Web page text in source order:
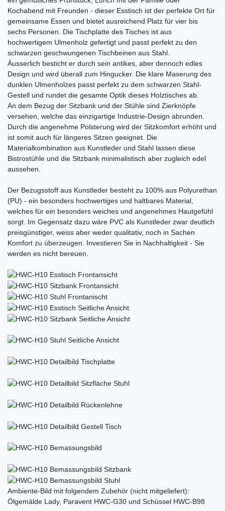
Kochabend mit Freunden - dieser Esstisch ist der perfekte Ort für
gemeinsame Essen und bietet ausreichend Platz für vier bis
sechs Personen. Die Tischplatte des Tisches ist aus
hochwertigem Ulmenholz gefertigt und passt perfekt zu den
schwarzen geschwungenen Tischbeinen aus Stahl.
Äusserlich besticht er durch sein antikes, aber dennoch edles
Design und wird überall zum Hingucker. Die klare Maserung des
dunklen Ulmenholzes passt perfekt zu dem schwarzen Stahl-
Gestell und rundet die gesamte Optik dieses Holztisches ab.
An dem Bezug der Sitzbank und der Stühle sind Zierknöpfe
versehen, welche das einzigartige Industrie-Design abrunden.
Durch die angenehme Polsterung wird der Sitzkomfort erhöht und
ist somit auch für längeres Sitzen geeignet. Die
Materialkombination aus Kunstleder und Stahl lassen diese
Bistrostühle und die Sitzbank minimalistisch aber zugleich edel
aussehen.
Der Bezugsstoff aus Kunstleder besteht zu 100% aus Polyurethan
(PU) - ein besonders hochwertiges und haltbares Material,
welches für ein besonders weiches und angenehmes Hautgefühl
sorgt. Im Gegensatz dazu wäre PVC als Kunstleder zwar deutlich
preisgünstiger, weiss aber weder qualitativ, noch in Sachen
Komfort zu überzeugen. Investieren Sie in Nachhaltigkeit - Sie
werden es nicht bereuen.
Ambiente-Bild mit folgendem Zubehör (nicht mitgeliefert):
Ölgemälde Lady, Paravent HWC-G30 und Schüssel HWC-B98